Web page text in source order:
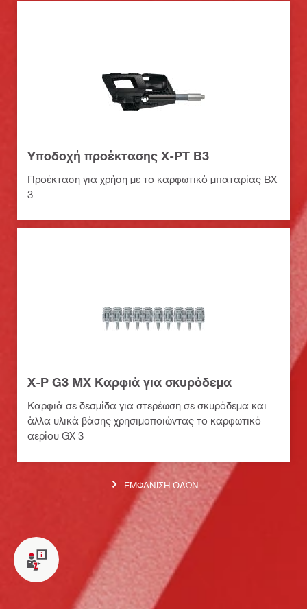
Υποδοχή προέκτασης X-PT B3
Προέκταση για χρήση με το καρφωτικό μπαταρίας ΒΧ
3
X-P G3 MX Καρφιά για σκυρόδεμα
Καρφιά σε δεσμίδα για στερέωση σε σκυρόδεμα και
άλλα υλικά βάσης χρησιμοποιώντας το καρφωτικό
αερίου GX 3
ΕΜΦΆΝΙΣΗ ΌΛΩΝ